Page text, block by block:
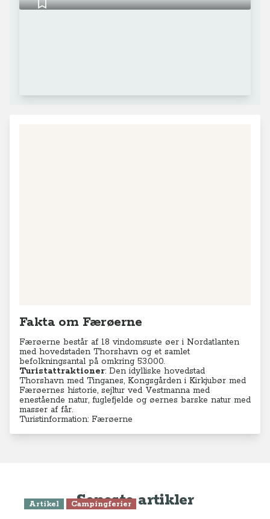
Fakta om Færøerne
Færøerne består af 18 vindomsuste øer i Nordatlanten
med hovedstaden Thorshavn og et samlet
befolkningsantal på omkring 53.000.
Turistattraktioner: Den idylliske hovedstad
Thorshavn med Tinganes, Kongsgården i Kirkjubør med
Færøernes historie, sejltur ved Vestmanna med
enestående natur, fuglefjelde og øernes barske natur med
masser af får.
Turistinformation: Færøerne
Seneste artikler
Artikel Campingferier